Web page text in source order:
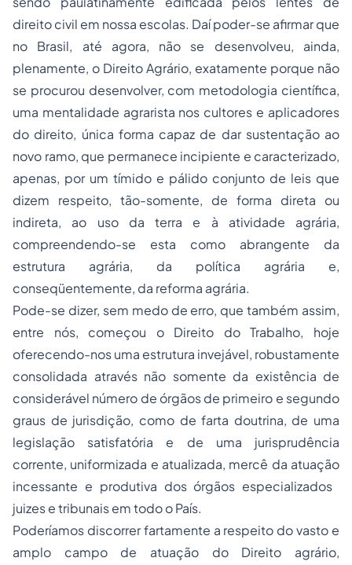
direito civil em nossa escolas. Daí poder-se afirmar que
no Brasil, até agora, não se desenvolveu, ainda,
plenamente, o Direito Agrário, exatamente porque não
se procurou desenvolver, com metodologia científica,
uma mentalidade agrarista nos cultores e aplicadores
do direito, única forma capaz de dar sustentação ao
novo ramo, que permanece incipiente e caracterizado,
apenas, por um tímido e pálido conjunto de leis que
dizem respeito, tão-somente, de forma direta ou
indireta, ao uso da terra e à atividade agrária,
compreendendo-se esta como abrangente da
estrutura agrária, da política agrária e,
conseqüentemente, da reforma agrária.
Pode-se dizer, sem medo de erro, que também assim,
entre nós, começou o Direito do Trabalho, hoje
oferecendo-nos uma estrutura invejável, robustamente
consolidada através não somente da existência de
considerável número de órgãos de primeiro e segundo
graus de jurisdição, como de farta doutrina, de uma
legislação satisfatória e de uma jurisprudência
corrente, uniformizada e atualizada, mercê da atuação
incessante e produtiva dos órgãos especializados 
juizes e tribunais em todo o País.
Poderíamos discorrer fartamente a respeito do vasto e
amplo campo de atuação do Direito agrário,